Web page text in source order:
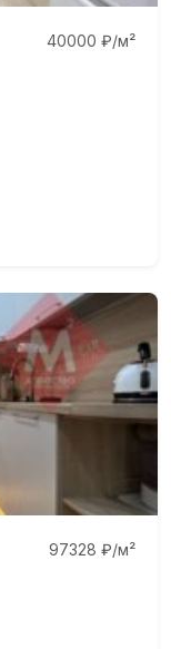
40000 ₽/м²
97328 ₽/м²